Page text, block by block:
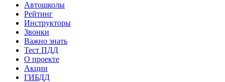
Автошколы
Рейтинг
Инструкторы
Звонки
Важно знать
Тест ПДД
О проекте
Акции
ГИБДД